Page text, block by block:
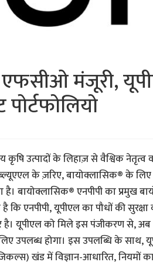
एफसीओ मंजूरी,
कृषि उत्पादों के लिहाज़ से वैश्विक नेतृत्व
के ज़रिए, बायोक्लासिक® के लिए
बायोक्लासिक® एनपीपी का प्रमुख
कि एनपीपी, यूपीएल का पौधों की
है। यूपीएल को मिले इस पंजीकरण से, अब
उपलब्ध होगा। इस उपलब्धि के साथ,
खंड में विज्ञान-आधारित, नियमों